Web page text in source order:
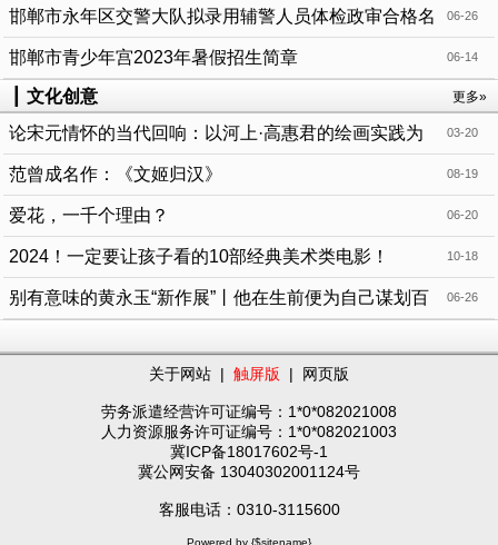
06-26
邯郸市永年区交警大队拟录用辅警人员体检政审合格名
单 06-14
邯郸市青少年宫2023年暑假招生简章
更多»
文化创意
03-20
论宋元情怀的当代回响：以河上·高惠君的绘画实践为
例 08-19
范曾成名作：《文姬归汉》
06-20
爱花，一千个理由？
10-18
2024！一定要让孩子看的10部经典美术类电影！
06-26
别有意味的黄永玉“新作展”丨他在生前便为自己谋划百
关于网站 | 触屏版 | 网页版
劳务派遣经营许可证编号：1*0*082021008
人力资源服务许可证编号：1*0*082021003
冀ICP备18017602号-1
冀公网安备 13040302001124号
客服电话：0310-3115600
Powered by {$sitename}